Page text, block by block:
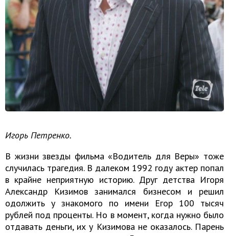
Игорь Петренко.
В жизни звезды фильма «Водитель для Веры» тоже
случилась трагедия. В далеком 1992 году актер попал
в крайне неприятную историю. Друг детства Игоря
Александр Кизимов занимался бизнесом и решил
одолжить у знакомого по имени Егор 100 тысяч
рублей под проценты. Но в момент, когда нужно было
отдавать деньги, их у Кизимова не оказалось. Парень